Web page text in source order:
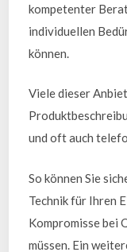
kompetenter
individuellen
können.
Viele dieser
und oft auch
So können Sie
Technik für Ihren
Kompromisse bei
müssen. Ein